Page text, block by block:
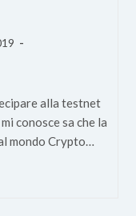
alla testnet
conosce sa che la
mondo Crypto…